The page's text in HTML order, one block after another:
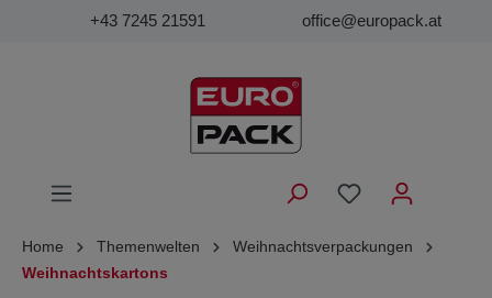
+43 7245 21591 office@europack.at
Home Themenwelten
Weihnachtsverpackungen
Weihnachtskartons